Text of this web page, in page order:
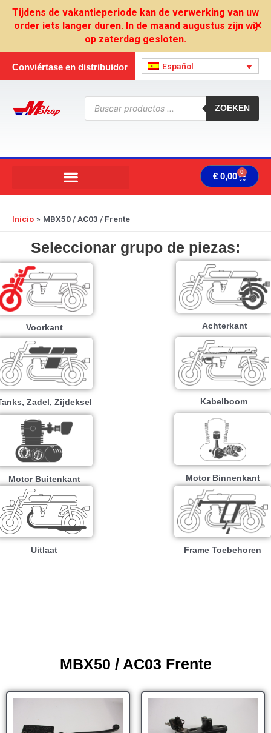
Tijdens de vakantieperiode kan de verwerking van uw
order iets langer duren. In de maand augustus zijn wij
op zaterdag gesloten.
✕
Conviértase en distribuidor Español
Búsqueda
productos
ZOEKEN
€ 0,00 0
Inicio MBX50 / AC03 / Frente
Seleccionar grupo de piezas:
Voorkant Achterkant
Zadel, Zijdeksel Kabelboom
Motor Buitenkant Motor Binnenkant
Uitlaat Frame Toebehoren
MBX50 / AC03 Frente